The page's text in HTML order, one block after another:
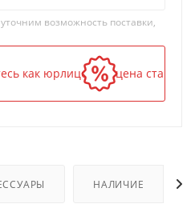
возможность поставки,
как юрлицо — и цена станет
НАЛИЧИЕ